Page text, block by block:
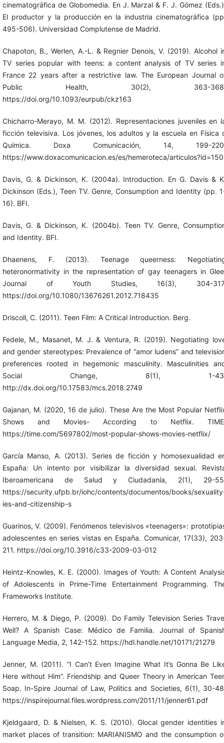
cinematográfica de Globomedia. En J. Marzal & F. J. Gómez
El productor y la producción en la industria cinematográfica
495-506). Universidad Complutense de Madrid.
Chapoton, B., Werlen, A.-L. & Regnier Denois, V. (2019). Alcohol
TV series popular with teens: a content analysis of TV series
France 22 years after a restrictive law. The European Journal
Public Health, 30(2), 363-
https://doi.org/10.1093/eurpub/ckz163
Chicharro-Merayo, M. M. (2012). Representaciones juveniles en
ficción televisiva. Los jóvenes, los adultos y la escuela en Física
Química. Doxa Comunicación, 14, 199-
https://www.doxacomunicacion.es/es/hemeroteca/articulos?id=150
Davis, G. & Dickinson, K. (2004a). Introduction. En G. Davis &
Dickinson (Eds.), Teen TV. Genre, Consumption and Identity (pp.
16). BFI.
Davis, G. & Dickinson, K. (2004b). Teen TV. Genre,
and Identity. BFI.
Dhaenens, F. (2013). Teenage queerness:
heteronormativity in the representation of gay teenagers in
Journal of Youth Studies, 16(3), 304-
https://doi.org/10.1080/13676261.2012.718435
Driscoll, C. (2011). Teen Film: A Critical Introduction. Berg.
Fedele, M., Masanet, M. J. & Ventura, R. (2019). Negotiating
and gender stereotypes: Prevalence of “amor ludens” and
preferences rooted in hegemonic masculinity. Masculinities
Social Change, 8(1), 1-
http://dx.doi.org/10.17583/mcs.2018.2749
Gajanan, M. (2020, 16 de julio). These Are the Most Popular
Shows and Movies- According to Netflix.
https://time.com/5697802/most-popular-shows-movies-netflix/
García Manso, A. (2013). Series de ficción y homosexualidad
España: Un intento por visibilizar la diversidad sexual.
Iberoamericana de Salud y Ciudadanía, 2(1), 29-
https://security.ufpb.br/iohc/contents/documentos/books/
ies-and-citizenship-s
Guarinos, V. (2009). Fenómenos televisivos «teenagers»:
adolescentes en series vistas en España. Comunicar, 17(33),
211. https://doi.org/10.3916/c33-2009-03-012
Heintz-Knowles, K. E. (2000). Images of Youth: A Content
of Adolescents in Prime-Time Entertainment Programming.
Frameworks Institute.
Herrero, M. & Diego, P. (2009). Do Family Television Series
Well? A Spanish Case: Médico de Familia. Journal of
Language Media, 2, 142-152. https://hdl.handle.net/10171/21279
Jenner, M. (2011). “I Can’t Even Imagine What It’s Gonna Be
Here without Him”. Friendship and Queer Theory in American
Soap. In-Spire Journal of Law, Politics and Societies, 6(1), 30-
https://inspirejournal.files.wordpress.com/2011/11/jenner61.pdf
Kjeldgaard, D. & Nielsen, K. S. (2010). Glocal gender identities
market places of transition: MARIANISMO and the consumption